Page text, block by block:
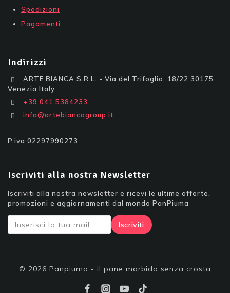
Spedizioni
Pagamenti
Indirizzi
ARTE BIANCA S.R.L. - Via del Trifoglio, 18/22 30175
Venezia Italy
+39 041 5384233
info@artebiancagroup.it
P.iva 02297990273
Iscriviti alla nostra Newsletter
Iscriviti alla nostra newsletter e ricevi le ultime offerte,
promozioni e aggiornamenti dal mondo PanPiuma
© 2026 Panpiuma - il pane morbido senza crosta